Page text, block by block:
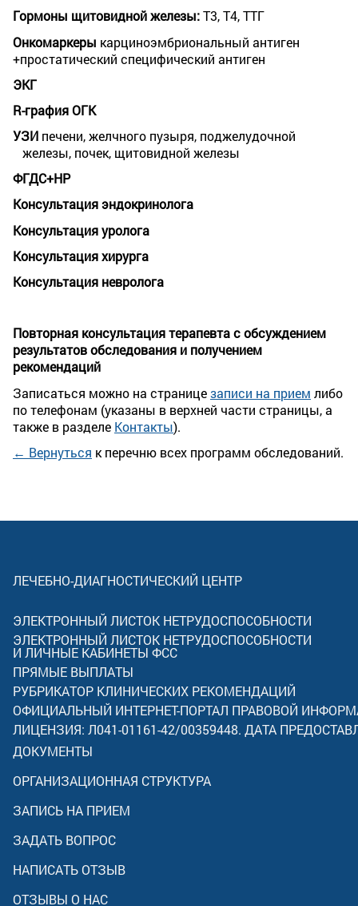
Гормоны щитовидной железы:Т3, Т4, ТТГ
Онкомаркеры карциноэмбриональный антиген
+простатический специфический антиген
ЭКГ
R-графия ОГК
УЗИ печени, желчного пузыря, поджелудочной
железы, почек, щитовидной железы
ФГДС+НР
Консультация эндокринолога
Консультация уролога
Консультация хирурга
Консультация невролога
Повторная консультация терапевта с обсуждением
результатов обследования и получением
рекомендаций
Записаться можно на страницезаписи на прием либо
по телефонам (указаны в верхней части страницы, а
также в разделе Контакты).
← Вернуться к перечню всех программ обследований.
ЛЕЧЕБНО-ДИАГНОСТИЧЕСКИЙ ЦЕНТР
ЭЛЕКТРОННЫЙ ЛИСТОК НЕТРУДОСПОСОБНОСТИ
ЭЛЕКТРОННЫЙ ЛИСТОК НЕТРУДОСПОСОБНОСТИ
И ЛИЧНЫЕ КАБИНЕТЫ ФСС
ПРЯМЫЕ ВЫПЛАТЫ
РУБРИКАТОР КЛИНИЧЕСКИХ РЕКОМЕНДАЦИЙ
ОФИЦИАЛЬНЫЙ ИНТЕРНЕТ-ПОРТАЛ ПРАВОВОЙ
ЛИЦЕНЗИЯ: Л041-01161-42/00359448. ДАТА
ДОКУМЕНТЫ
ОРГАНИЗАЦИОННАЯ СТРУКТУРА
ЗАПИСЬ НА ПРИЕМ
ЗАДАТЬ ВОПРОС
НАПИСАТЬ ОТЗЫВ
ОТЗЫВЫ О НАС